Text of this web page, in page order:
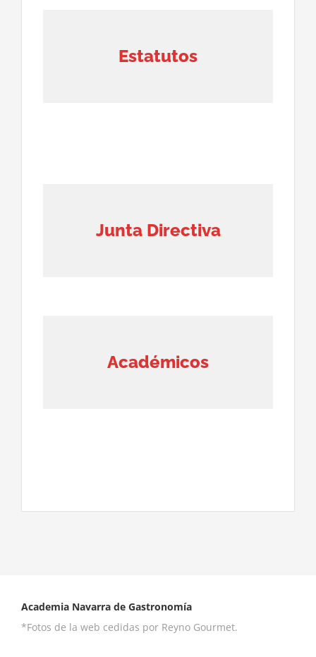
Estatutos
Junta Directiva
Académicos
Academia Navarra de Gastronomía
*Fotos de la web cedidas por Reyno Gourmet.